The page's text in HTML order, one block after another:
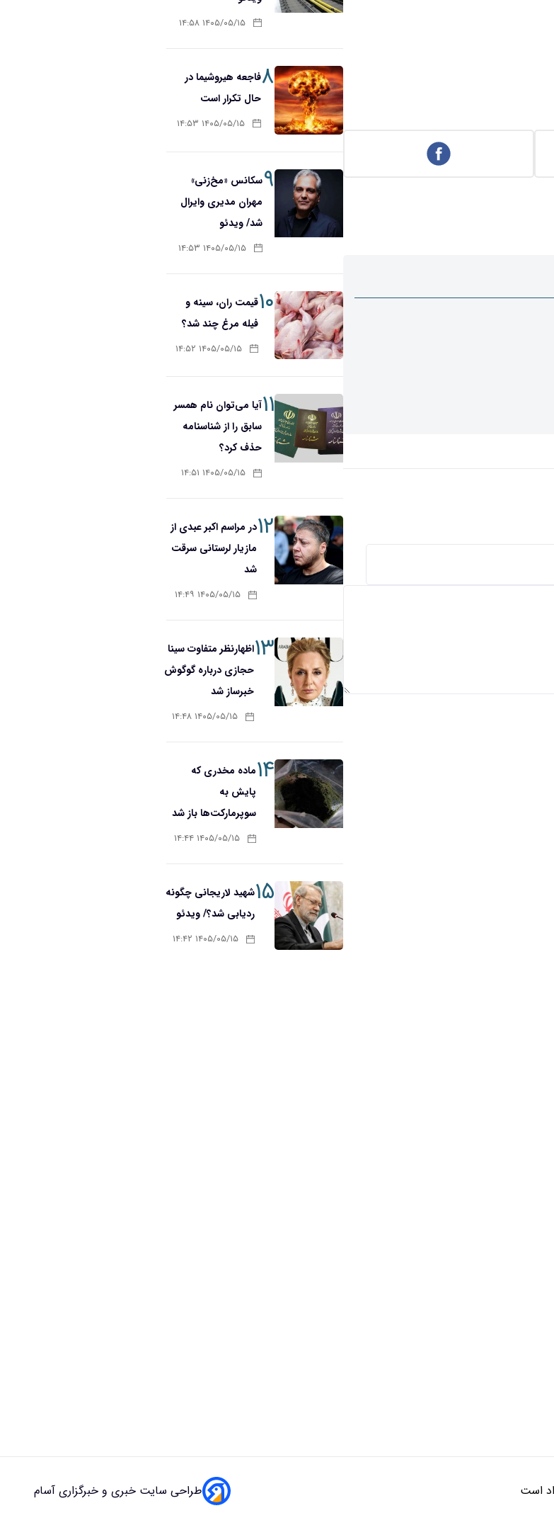
۱۴۰۵/۰۵/۱۵ ۱۴:۵۸
۸فاجعه هیروشیما در
حال تکرار است
۱۴۰۵/۰۵/۱۵ ۱۴:۵۳
۹سکانس «مخ‌زنی»
مهران مدیری وایرال
شد/ ویدئو
۱۴۰۵/۰۵/۱۵ ۱۴:۵۳
۱۰قیمت ران، سینه و
فیله مرغ چند شد؟
۱۴۰۵/۰۵/۱۵ ۱۴:۵۲
۱۱آیا می‌توان نام همسر
سابق را از شناسنامه
حذف کرد؟
۱۴۰۵/۰۵/۱۵ ۱۴:۵۱
۱۲در مراسم اکبر عبدی از
مازیار لرستانی سرقت
شد
۱۴۰۵/۰۵/۱۵ ۱۴:۴۹
۱۳اظهارنظر متفاوت سینا
حجازی درباره گوگوش
خبرساز شد
۱۴۰۵/۰۵/۱۵ ۱۴:۴۸
۱۴ماده مخدری که
پایش به
سوپرمارکت‌ها باز شد
۱۴۰۵/۰۵/۱۵ ۱۴:۴۴
۱۵شهید لاریجانی چگونه
ردیابی شد؟/ ویدئو
۱۴۰۵/۰۵/۱۵ ۱۴:۴۲
است طراحی سایت خبری و خبرگزاری آسام